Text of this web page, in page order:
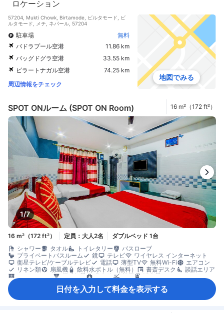
ロケーション
57204, Mukti Chowk, Birtamode, ビルタモード, ビ
ルタモード, メチ, ネパール, 57204
駐車場
無料
バドラプール空港
11.86 km
バッグドグラ空港
33.55 km
ビラートナガル空港
74.25 km
周辺情報をチェック
地図でみる
SPOT ONルーム (SPOT ON Room) 16 m²（172 ft²）
1/7
16 m²（172 ft²） 定員：大人2名
ダブルベッド 1台
シャワー
タオル トイレタリー
バスローブ
プライベートバスルーム
鏡 テレビ
ワイヤレス インターネット
衛星テレビ/ケーブルテレビ
電話 薄型TV 無料Wi-Fi
エアコン
リネン類
扇風機 飲料水ボトル（無料） 書斎デスク
談話エリア
クローゼット
煙感知器 救急箱 禁煙 消火器
日付を入力して料金を表示する